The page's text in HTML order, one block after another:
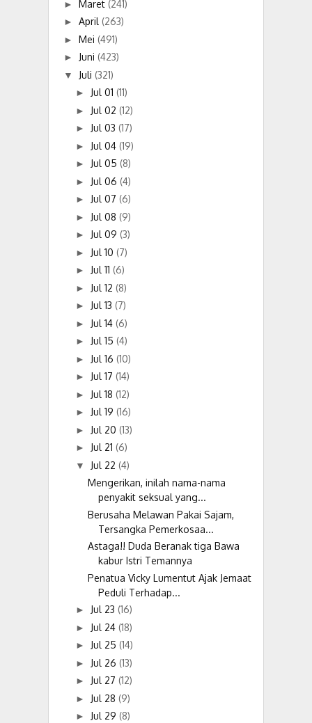
► Maret (241)
► April (263)
► Mei (491)
► Juni (423)
▼ Juli (321)
► Jul 01 (11)
► Jul 02 (12)
► Jul 03 (17)
► Jul 04 (19)
► Jul 05 (8)
► Jul 06 (4)
► Jul 07 (6)
► Jul 08 (9)
► Jul 09 (3)
► Jul 10 (7)
► Jul 11 (6)
► Jul 12 (8)
► Jul 13 (7)
► Jul 14 (6)
► Jul 15 (4)
► Jul 16 (10)
► Jul 17 (14)
► Jul 18 (12)
► Jul 19 (16)
► Jul 20 (13)
► Jul 21 (6)
▼ Jul 22 (4)
Mengerikan, inilah nama-nama
penyakit seksual yang...
Berusaha Melawan Pakai Sajam,
Tersangka Pemerkosaa...
Astaga!! Duda Beranak tiga Bawa
kabur Istri Temannya
Penatua Vicky Lumentut Ajak Jemaat
Peduli Terhadap...
► Jul 23 (16)
► Jul 24 (18)
► Jul 25 (14)
► Jul 26 (13)
► Jul 27 (12)
► Jul 28 (9)
► Jul 29 (8)